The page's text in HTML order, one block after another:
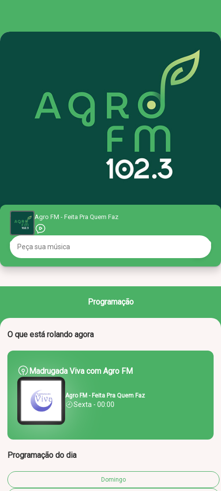
Agro FM - Feita Pra Quem Faz
Programação
O que está rolando agora
Madrugada Viva com Agro FM
Agro FM - Feita Pra Quem Faz
Sexta - 00:00
Programação do dia
Domingo